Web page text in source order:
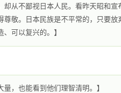
却从不鄙视日本人民。看昨天昭和
敬。日本民族是不平常的，只要放
可以复兴的。】
，也能看到他们理智清明。】